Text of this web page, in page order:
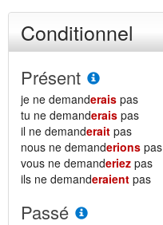
Conditionnel
Présent
je ne demanderais pas
tu ne demanderais pas
il ne demanderait pas
nous ne demanderions pas
vous ne demanderiez pas
ils ne demanderaient pas
Passé